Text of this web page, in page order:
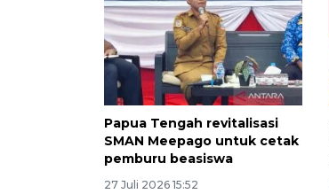
Papua Tengah revitalisasi
SMAN Meepago untuk cetak
pemburu beasiswa
27 Juli 2026 15:52